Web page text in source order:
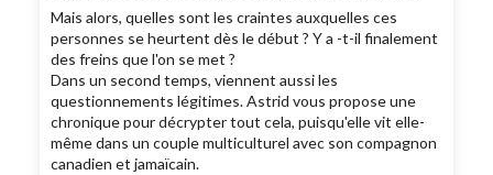
Mais alors, quelles sont les craintes auxquelles ces
personnes se heurtent dès le début ? Y a -t-il finalement
des freins que l'on se met ?
Dans un second temps, viennent aussi les
questionnements légitimes. Astrid vous propose une
chronique pour décrypter tout cela, puisqu'elle vit elle-
même dans un couple multiculturel avec son compagnon
canadien et jamaïcain.